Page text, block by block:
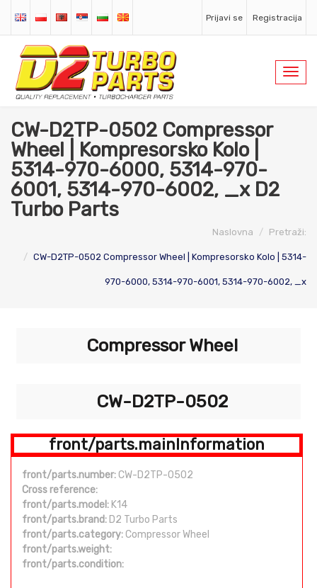
Prijavi se Registracija
CW-D2TP-0502 Compressor
Wheel | Kompresorsko Kolo |
5314-970-6000, 5314-970-
6001, 5314-970-6002, _x D2
Turbo Parts
Naslovna Pretraži:
CW-D2TP-0502 Compressor Wheel | Kompresorsko Kolo | 5314-
970-6000, 5314-970-6001, 5314-970-6002, _x
Compressor Wheel
CW-D2TP-0502
front/parts.mainInformation
front/parts.number: CW-D2TP-0502
Cross reference:
front/parts.model: K14
front/parts.brand: D2 Turbo Parts
front/parts.category: Compressor Wheel
front/parts.weight:
front/parts.condition: